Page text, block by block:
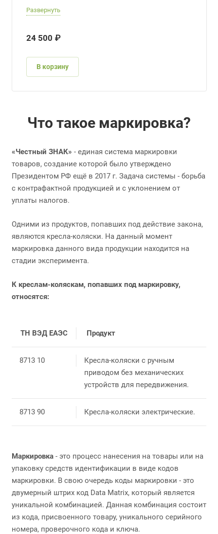
Развернуть
24 500 ₽
В корзину
Что такое маркировка?
«Честный ЗНАК» - единая система маркировки
товаров, создание которой было утверждено
Президентом РФ ещё в 2017 г. Задача системы - борьба
с контрафактной продукцией и с уклонением от
уплаты налогов.
Одними из продуктов, попавших под действие закона,
являются кресла-коляски. На данный момент
маркировка данного вида продукции находится на
стадии эксперимента.
К креслам-коляскам, попавших под маркировку,
относятся:
ТН ВЭД ЕАЭС Продукт
8713 10
Кресла-коляски с ручным
приводом без механических
устройств для передвижения.
8713 90 Кресла-коляски электрические.
Маркировка - это процесс нанесения на товары или на
упаковку средств идентификации в виде кодов
маркировки. В свою очередь коды маркировки - это
двумерный штрих код Data Matrix, который является
уникальной комбинацией. Данная комбинация состоит
из кода, присвоенного товару, уникального серийного
номера, проверочного кода и ключа.